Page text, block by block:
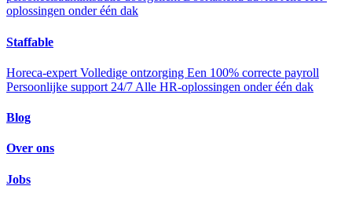
oplossingen onder één dak
Staffable
Horeca-expert Volledige ontzorging Een 100% correcte payroll
Persoonlijke support 24/7 Alle HR-oplossingen onder één dak
Blog
Over ons
Jobs